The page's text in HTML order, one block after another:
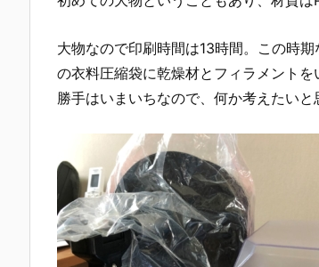
大物なので印刷時間は13時間。この時
の衣料圧縮袋に乾燥材とフィラメント
勝手はいまいちなので、何か考えたいと